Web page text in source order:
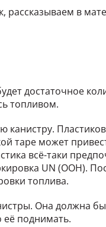
рассказываем в
достаточное
топливом.
таре может
всё-таки
UN (OOH).
топлива.
Она должна
её поднимать.